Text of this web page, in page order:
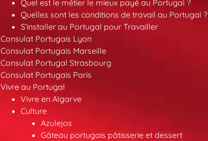
Quel est le métier le mieux payé au Portugal ?
Quelles sont les conditions de travail au Portugal ?
S’installer au Portugal pour Travailler
Consulat Portugais Lyon
Consulat Portugais Marseille
Consulat Portugal Strasbourg
Consulat Portugais Paris
Vivre au Portugal
Vivre en Algarve
Culture
Azulejos
Gâteau portugais pâtisserie et dessert